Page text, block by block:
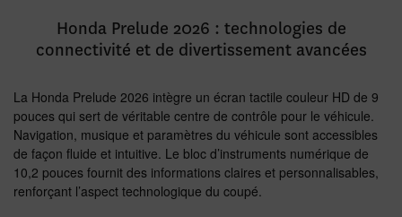
Honda Prelude 2026 : technologies de
connectivité et de divertissement avancées
La Honda Prelude 2026 intègre un écran tactile couleur HD de 9
pouces qui sert de véritable centre de contrôle pour le véhicule.
Navigation, musique et paramètres du véhicule sont accessibles
de façon fluide et intuitive. Le bloc d’instruments numérique de
10,2 pouces fournit des informations claires et personnalisables,
renforçant l’aspect technologique du coupé.